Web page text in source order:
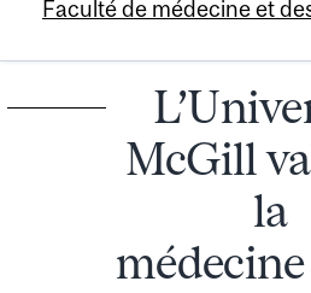
Faculté de médecine et
McGill
la